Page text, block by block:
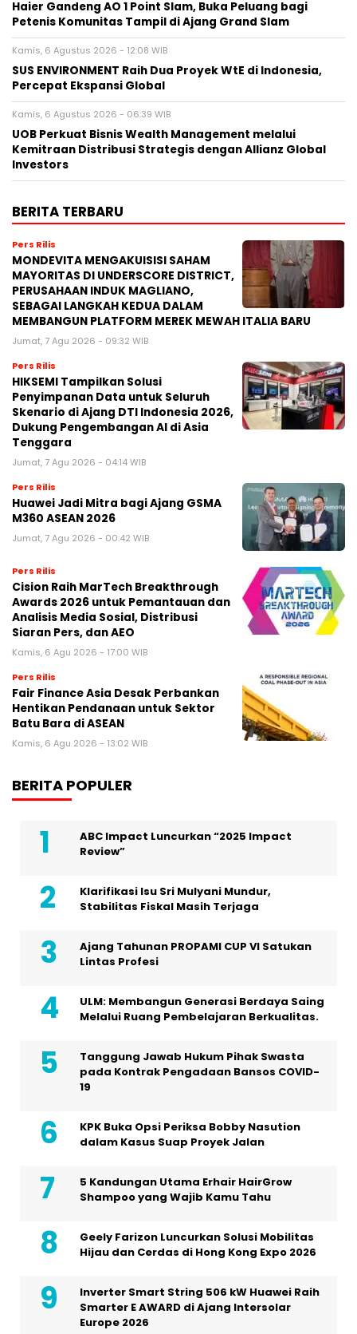
Haier Gandeng AO 1 Point Slam, Buka Peluang bagi
Petenis Komunitas Tampil di Ajang Grand Slam
Kamis, 6 Agustus 2026 - 12:08 WIB
SUS ENVIRONMENT Raih Dua Proyek WtE di Indonesia,
Percepat Ekspansi Global
Kamis, 6 Agustus 2026 - 06:39 WIB
UOB Perkuat Bisnis Wealth Management melalui
Kemitraan Distribusi Strategis dengan Allianz Global
Investors
BERITA TERBARU
Pers Rilis
MONDEVITA MENGAKUISISI SAHAM
MAYORITAS DI UNDERSCORE DISTRICT,
PERUSAHAAN INDUK MAGLIANO,
SEBAGAI LANGKAH KEDUA DALAM
MEMBANGUN PLATFORM MEREK MEWAH ITALIA BARU
Jumat, 7 Agu 2026 - 09:32 WIB
Pers Rilis
HIKSEMI Tampilkan Solusi
Penyimpanan Data untuk Seluruh
Skenario di Ajang DTI Indonesia 2026,
Dukung Pengembangan AI di Asia
Tenggara
Jumat, 7 Agu 2026 - 04:14 WIB
Pers Rilis
Huawei Jadi Mitra bagi Ajang GSMA
M360 ASEAN 2026
Jumat, 7 Agu 2026 - 00:42 WIB
Pers Rilis
Cision Raih MarTech Breakthrough
Awards 2026 untuk Pemantauan dan
Analisis Media Sosial, Distribusi
Siaran Pers, dan AEO
Kamis, 6 Agu 2026 - 17:00 WIB
Pers Rilis
Fair Finance Asia Desak Perbankan
Hentikan Pendanaan untuk Sektor
Batu Bara di ASEAN
Kamis, 6 Agu 2026 - 13:02 WIB
BERITA POPULER
ABC Impact Luncurkan “2025 Impact
Review”
Klarifikasi Isu Sri Mulyani Mundur,
Stabilitas Fiskal Masih Terjaga
Ajang Tahunan PROPAMI CUP VI Satukan
Lintas Profesi
ULM: Membangun Generasi Berdaya Saing
Melalui Ruang Pembelajaran Berkualitas.
Tanggung Jawab Hukum Pihak Swasta
pada Kontrak Pengadaan Bansos COVID-
19
KPK Buka Opsi Periksa Bobby Nasution
dalam Kasus Suap Proyek Jalan
5 Kandungan Utama Erhair HairGrow
Shampoo yang Wajib Kamu Tahu
Geely Farizon Luncurkan Solusi Mobilitas
Hijau dan Cerdas di Hong Kong Expo 2026
Inverter Smart String 506 kW Huawei Raih
Smarter E AWARD di Ajang Intersolar
Europe 2026